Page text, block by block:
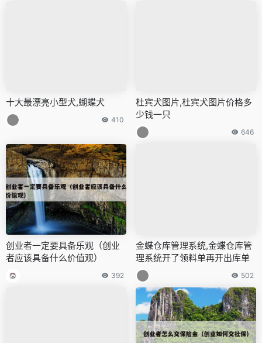
十大最漂亮小型犬,蝴蝶犬
410
杜宾犬图片,杜宾犬图片价格多
少钱一只
646
创业者一定要具备乐观（创业
者应该具备什么价值观）
392
金蝶仓库管理系统,金蝶仓库管
理系统开了领料单再开出库单
502